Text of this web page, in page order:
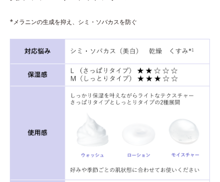
*メラニンの生成を抑え、シミ・ソバカスを防ぐ